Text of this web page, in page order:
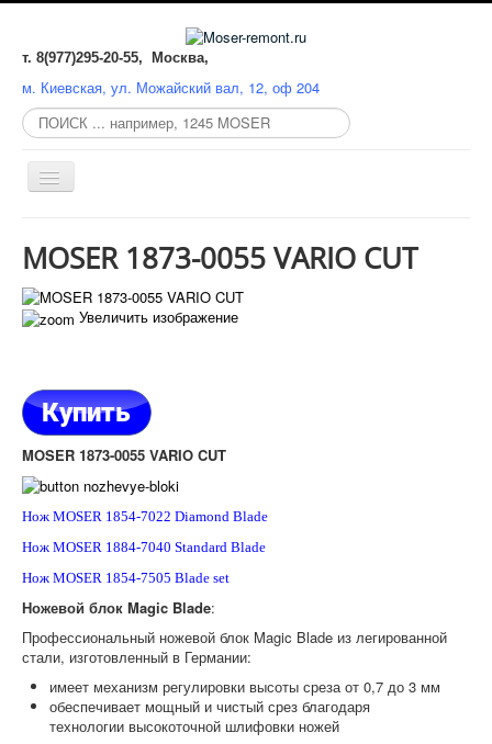
т. 8(977)295-20-55, Москва,
м. Киевская, ул. Можайский вал, 12, оф 204
Поиск
по
Включить/
выключить
РЕМОНТ
ЗАТОЧКА
КАТАЛОГ
СХЕМЫ
MOSER
ВОПРОС - ОТВЕТ
КОНТАКТЫ
Гарантийные работы бытовой техники Moser Wahl
не выполняем.Обращайтесь непосредственно к
продавцу
MOSER 1873-0055 VARIO CUT
Увеличить изображение
MOSER 1873-0055 VARIO CUT
Нож MOSER 1854-7022 Diamond Blade
Нож MOSER 1884-7040 Standard Blade
Нож MOSER 1854-7505 Blade set
Ножевой блок Magic Blade:
Профессиональный ножевой блок Magic Blade из легированной
стали, изготовленный в Германии:
имеет механизм регулировки высоты среза от 0,7 до 3 мм
обеспечивает мощный и чистый срез благодаря
технологии высокоточной шлифовки ножей